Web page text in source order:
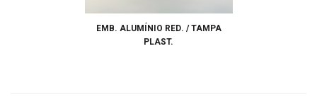
EMB. ALUMÍNIO RED. / TAMPA
PLAST.